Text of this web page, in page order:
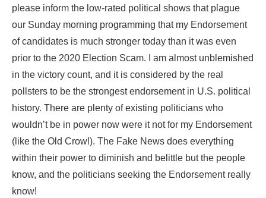
please inform the low-rated political shows that plague
our Sunday morning programming that my Endorsement
of candidates is much stronger today than it was even
prior to the 2020 Election Scam. I am almost unblemished
in the victory count, and it is considered by the real
pollsters to be the strongest endorsement in U.S. political
history. There are plenty of existing politicians who
wouldn’t be in power now were it not for my Endorsement
(like the Old Crow!). The Fake News does everything
within their power to diminish and belittle but the people
know, and the politicians seeking the Endorsement really
know!